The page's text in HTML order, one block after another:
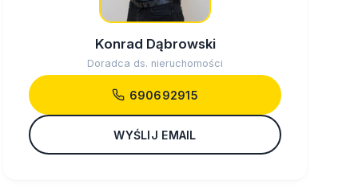
Konrad Dąbrowski
Doradca ds. nieruchomości
690692915
WYŚLIJ EMAIL